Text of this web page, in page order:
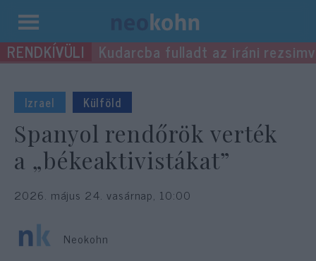
Kilépés
a Kudarcba fulladt az iráni
Izrael Külföld
Spanyol rendőrök verték
a „békeaktivistákat”
2026. május 24. vasárnap, 10:00
Neokohn